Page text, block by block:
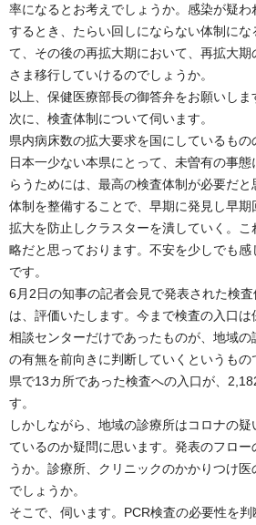
率になるとお考えでしょうか。感染が疑
するとき、たらい回しにならない体制にな
て、その後の再拡大期において、再拡大
さま移行していけるのでしょうか。
以上、保健医療部長の御答弁をお願いしま
次に、検査体制について伺います。
県内病床数の拡大要求を国にしているも
日本一少ない本県にとって、未曽有の事
らうためには、最高の検査体制が必要だ
体制を整備することで、早期に発見し早
拡大を防止しクラスターを潰していく。
略だと思っております。不安を少しでも
です。
6月2日の知事の記者会見で発表された検
は、評価いたします。今まで検査の入口
相談センターだけであったものが、地域
の有無を前向きに判断していくというも
県で13カ所であった検査への入口が、
す。
しかしながら、地域の診療所はコロナの
ているのか疑問に思います。発表のフロー
うか。診療所、クリニックのかかりつけ
でしょうか。
そこで、伺います。PCR検査の必要性を